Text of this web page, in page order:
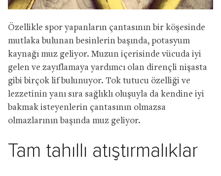
Özellikle spor yapanların çantasının bir köşesinde
mutlaka bulunan besinlerin başında, potasyum
kaynağı muz geliyor. Muzun içerisinde vücuda iyi
gelen ve zayıflamaya yardımcı olan dirençli nişasta
gibi birçok lif bulunuyor. Tok tutucu özelliği ve
lezzetinin yanı sıra sağlıklı oluşuyla da kendine iyi
bakmak isteyenlerin çantasının olmazsa
olmazlarının başında muz geliyor.
Tam tahıllı atıştırmalıklar